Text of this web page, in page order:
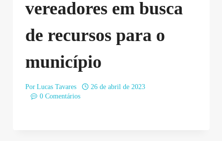
vereadores em busca
de recursos para o
município
Por Lucas Tavares
26 de abril de 2023
0 Comentários